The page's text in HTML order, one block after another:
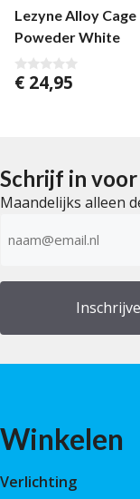
Lezyne Alloy Cage
Poweder White
0
v
€ 24,95
Schrijf in
Maandelijks alleen
mailadres
Winkelen
Verlichting